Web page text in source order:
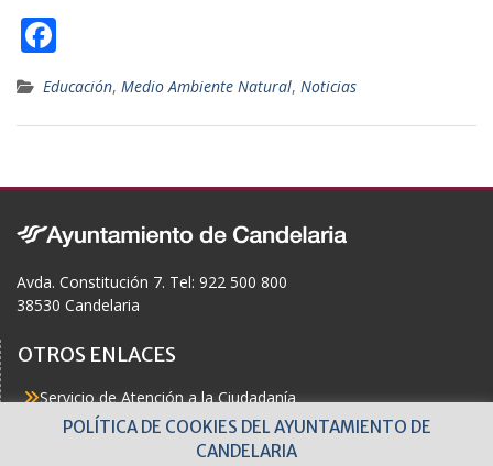
ac
e
b
o
k
Educación, Medio Ambiente Natural, Noticias
Avda. Constitución 7. Tel: 922 500 800
38530 Candelaria
OTROS ENLACES
Servicio de Atención a la Ciudadanía
Actualidad
POLÍTICA DE COOKIES DEL AYUNTAMIENTO DE
CANDELARIA